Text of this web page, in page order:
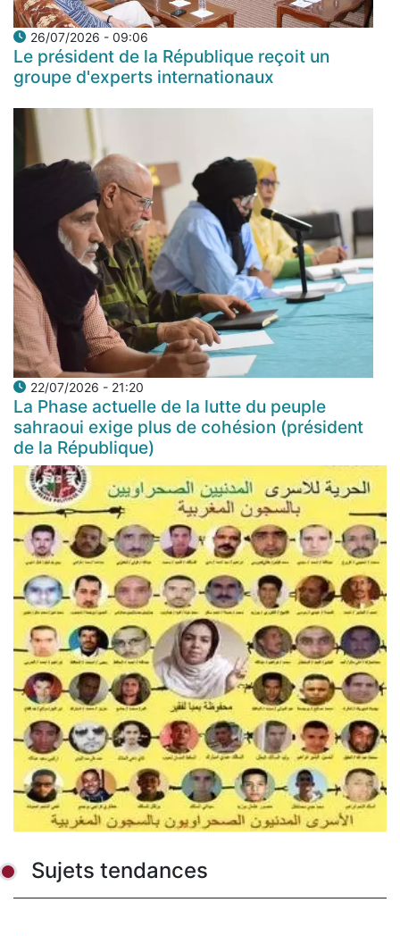
26/07/2026 - 09:06
Le président de la République reçoit un
groupe d'experts internationaux
22/07/2026 - 21:20
La Phase actuelle de la lutte du peuple
sahraoui exige plus de cohésion (président
de la République)
Sujets tendances